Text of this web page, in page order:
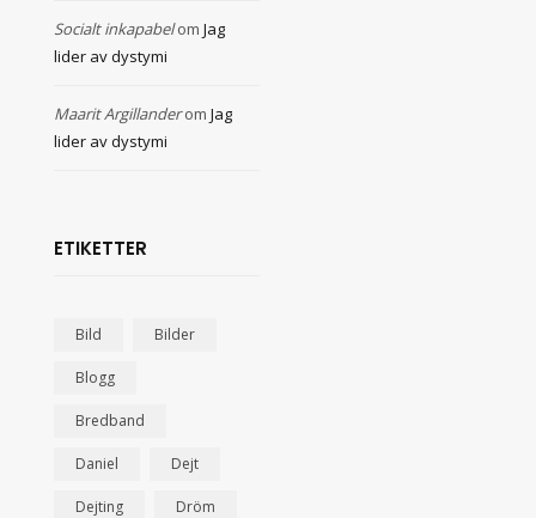
Socialt inkapabelom Jag
lider av dystymi
Maarit Argillanderom Jag
lider av dystymi
ETIKETTER
Bild Bilder
Blogg
Bredband
Daniel Dejt
Dejting Dröm